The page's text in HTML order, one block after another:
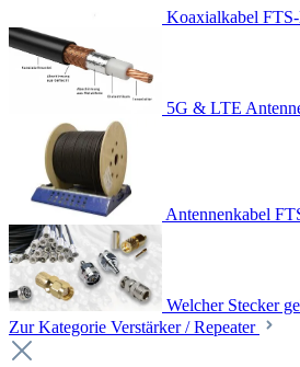
Koaxialkabel
5G & LTE
Antennenkabel
Welcher Stecker
Zur Kategorie Verstärker / Repeater